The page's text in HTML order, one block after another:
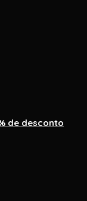
de desconto